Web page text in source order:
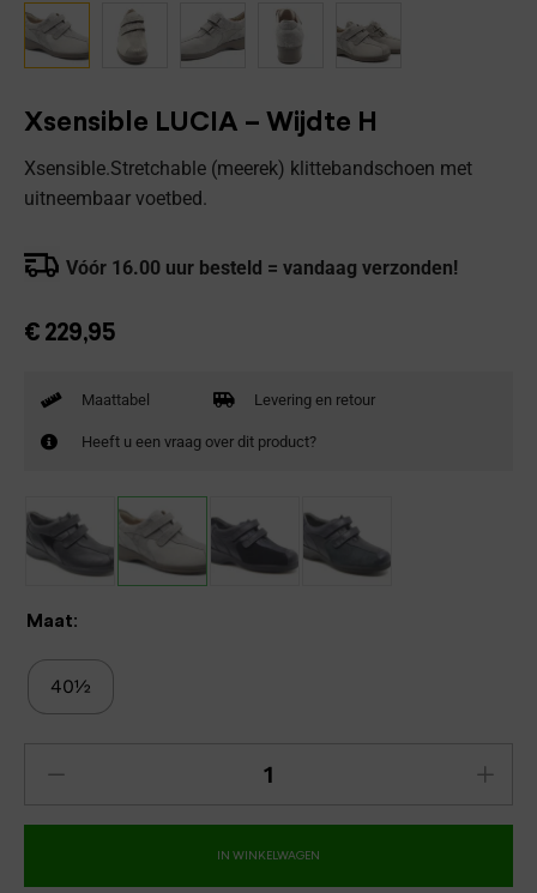
Xsensible LUCIA – Wijdte H
Xsensible.Stretchable (meerek) klittebandschoen met
uitneembaar voetbed.
Vóór 16.00 uur besteld = vandaag verzonden!
€ 229,95
Maattabel Levering en retour
Heeft u een vraag over dit product?
Maat:
40½
IN WINKELWAGEN